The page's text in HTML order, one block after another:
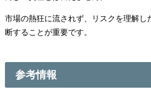
市場の熱狂に流されず、リスクを理解し
断することが重要です。
参考情報